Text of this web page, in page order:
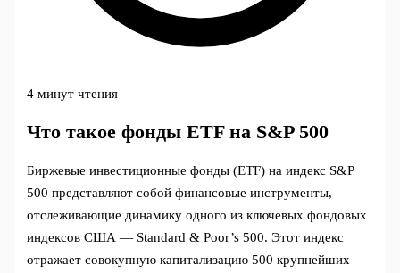
4 минут чтения
Что такое фонды ETF на S&P 500
Биржевые инвестиционные фонды (ETF) на индекс S&P
500 представляют собой финансовые инструменты,
отслеживающие динамику одного из ключевых фондовых
индексов США — Standard & Poor’s 500. Этот индекс
отражает совокупную капитализацию 500 крупнейших